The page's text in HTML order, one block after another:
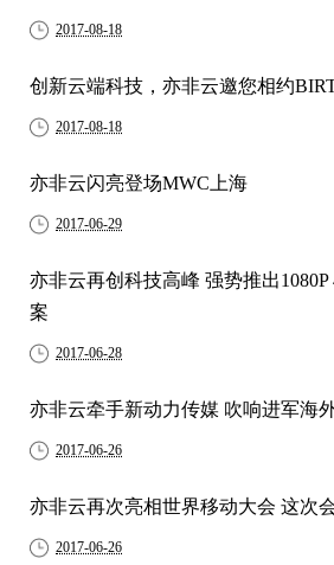
2017-08-18
创新云端科技，亦非云邀您相约
2017-08-18
亦非云闪亮登场MWC上海
2017-06-29
亦非云再创科技高峰 强势推出
案
2017-06-28
亦非云牵手新动力传媒 吹响进军海
2017-06-26
亦非云再次亮相世界移动大会 这次
2017-06-26